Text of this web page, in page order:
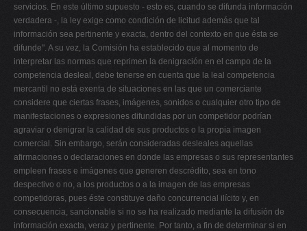
servicios. En este último supuesto - esto es, cuando se difunda información
verdadera -, la ley exige como condición de licitud además que tal
información sea pertinente y exacta, dentro del contexto en que ésta se
difunde". A su vez, la Comisión ha establecido que al momento de
interpretar las normas que reprimen la denigración en el campo de la
competencia desleal, debe tenerse en cuenta que la leal competencia
mercantil no está exenta de situaciones en las que un comerciante
considere que ciertas frases, imágenes, sonidos o cualquier otro tipo de
manifestaciones o expresiones difundidas por un competidor podrían
agraviar o denigrar la calidad de sus productos o la propia imagen
comercial. Sin embargo, serán consideradas desleales aquellas
afirmaciones o declaraciones en donde las empresas o sus representantes
empleen frases e imágenes que generen descrédito, sea en tono
despectivo o no, a los productos o a la imagen de las empresas
competidoras, pues éste constituye daño concurrencial ilícito y, en
consecuencia, sancionable si no se ha realizado mediante la difusión de
información exacta, veraz y pertinente. Por tanto, a fin de determinar si en